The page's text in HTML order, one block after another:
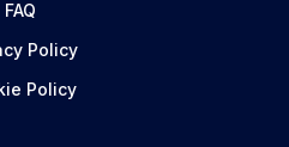
FAQ
Policy
Policy